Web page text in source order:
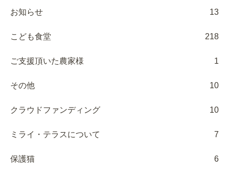
お知らせ 13
こども食堂 218
ご支援頂いた農家様 1
その他 10
クラウドファンディング 10
ミライ・テラスについて 7
保護猫 6